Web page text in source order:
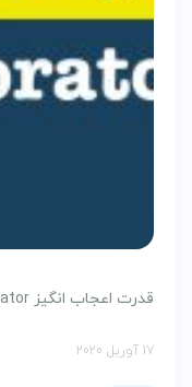
قدرت اعجاب انگیز Decorator پایتون
17 آوریل 2020